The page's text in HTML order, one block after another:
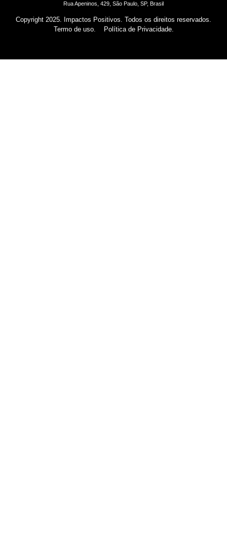
Rua Apeninos, 429, São Paulo, SP, Brasil
Copyright 2025. Impactos Positivos. Todos os direitos reservados.
Termo de uso.
Política de Privacidade.